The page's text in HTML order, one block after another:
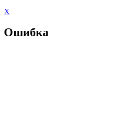
X
Ошибка